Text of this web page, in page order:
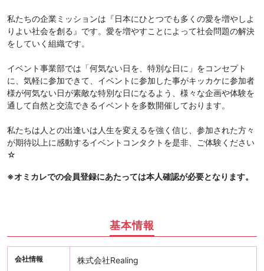
私たちの企業ミッションは『日本にひとつでも多くの愛を増やしよ
りよい社会を創る』です。愛を増やすことによって社会問題の解決
をしていく組織です。
イベント事業部では「何気ない日を、特別な日に」をコンセプト
に、気軽に参加できて、イベントに参加した事がキッカケに参加者
様が何気ない日が素敵な特別な日になるよう、様々な企画や体験を
通して自然と交流できるイベントを多数開催しております。
私たちは人との出逢いは人生を変えるを強く信じ、参加された方々
が期待以上に感動するイベントコンタクトを是非、ご体験ください
☆
※オミカレでの会員登録にあたっては本人確認が必要となります。
基本情報
会社情報 株式会社Realing